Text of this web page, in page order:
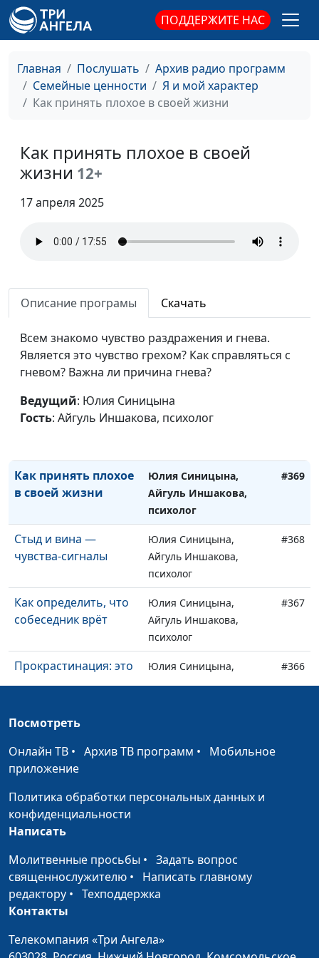
ПОДДЕРЖИТЕ НАС
Главная Послушать
Архив радио программ
Семейные ценности
Я и мой характер
Как принять плохое в своей жизни
Как принять плохое в своей
жизни 12+
17 апреля 2025
Описание програмы Скачать
Всем знакомо чувство раздражения и гнева.
Является это чувство грехом? Как справляться с
гневом? Важна ли причина гнева?
Ведущий: Юлия Синицына
Гость: Айгуль Иншакова, психолог
Как принять
реальность такой,
Юлия Синицына, Алина
Караченцева,
#376
Как достичь успеха
Юлия Синицына, Алина
Караченцева,
говорить
комплименты
Караченцева,
Как выбирать
практический психолог
позиции жертвы
практический психолог
Психогигиена: как
укрепить свое
психическое
Караченцева,
практический психолог
Страх общения — как
его преодолеть?
Юлия Синицына,
Как принять плохое
в своей жизни
Юлия Синицына,
Айгуль Иншакова,
психолог
#369
Стыд и вина —
чувства-сигналы
Юлия Синицына,
Айгуль Иншакова,
психолог
#368
Как определить, что
собеседник врёт
Юлия Синицына,
Айгуль Иншакова,
психолог
#367
Прокрастинация: это
плохо или хорошо?
Юлия Синицына,
Айгуль Иншакова,
#366
Как справиться с
раздражительностью
Айгуль Иншакова,
Влияет ли окружение
на человека против
его воли?
Юлия Синицына,
Как не быть
бесхарактерным и
воспитать волю
Мария Мараханова,
Айгуль Иншакова,
психолог
В чем отличие
темперамента от
характера
Айгуль Иншакова,
психолог
Посмотреть
Онлайн ТВ • Архив ТВ программ • Мобильное
приложение
Политика обработки персональных данных и
конфиденциальности
Написать
Молитвенные просьбы • Задать вопрос
священнослужителю • Написать главному
редактору • Техподдержка
Контакты
Телекомпания «Три Ангела»